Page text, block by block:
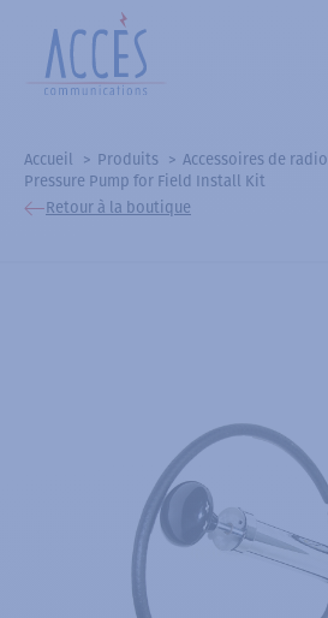
Accueil Produits
Accessoires de radio
Pressure Pump for Field Install Kit
Retour à la boutique